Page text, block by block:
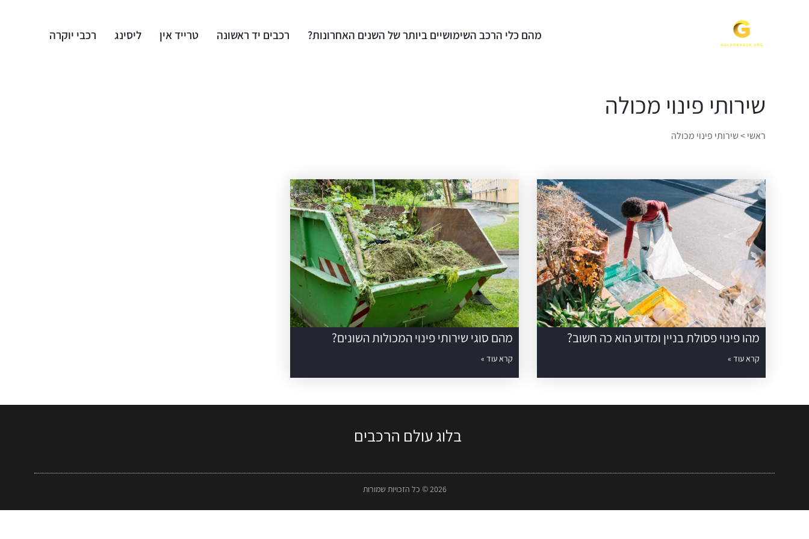
מהם כלי הרכב השימושיים ביותר של השנים האחרונות? רכבים יד ראשונה טרייד אין ליסינג רכבי יוקרה
שירותי פינוי מכולה
ראשי>שירותי פינוי מכולה
מהו פינוי פסולת בניין ומדוע הוא כה חשוב?
קרא עוד »
מהם סוגי שירותי פינוי המכולות השונים?
קרא עוד »
בלוג עולם הרכבים
2026 © כל הזכויות שמורות